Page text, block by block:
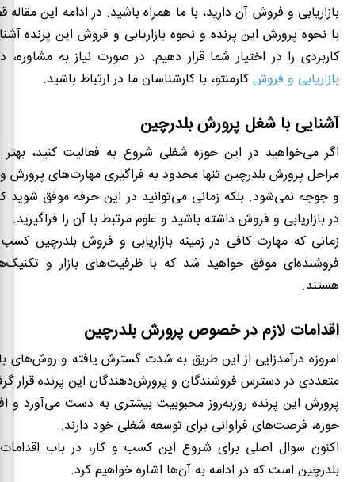
بازاریابی و فروش آن دارید، با ما همراه باشید. در ادامه این مقاله
با نحوه پرورش این پرنده و نحوه بازاریابی و فروش این پرنده
کاربردی را در اختیار شما قرار دهیم. در صورت نیاز به
بازاریابی و فروشکارمنتو، با کارشناسان ما در ارتباط باشید.
آشنایی با شغل پرورش بلدرچین
اگر می‌خواهید در این حوزه شغلی شروع به فعالیت کنید،
مراحل پرورش بلدرچین تنها محدود به فراگیری مهارت‌های پرورش
و جوجه نمی‌شود. بلکه زمانی می‌توانید در این حرفه موفق
در بازاریابی و فروش داشته باشید و علوم مرتبط با آن را فراگیرید.
زمانی که مهارت کافی در زمینه بازاریابی و فروش بلدرچین
فروشنده‌ای موفق خواهید شد که با ظرفیت‌های بازار و
هستند.
اقدامات لازم در خصوص پرورش بلدرچین
امروزه درآمدزایی از این طریق به ‌شدت گسترش یافته و روش‌های
متعددی در دسترس فروشندگان و پرورش‌دهندگان این پرنده قرار
پرورش این پرنده روزبه‌روز محبوبیت بیشتری به دست می‌آورد و
حوزه، فرصت‌های فراوانی برای توسعه شغلی خود دارند.
اکنون سوال اصلی برای شروع این کسب ‌و کار، در باب
بلدرچین است که در ادامه به آن‌ها اشاره خواهیم کرد.